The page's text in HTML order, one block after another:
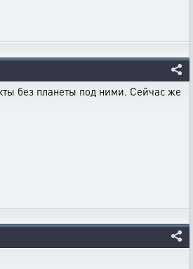
без планеты под ними. Сейчас же